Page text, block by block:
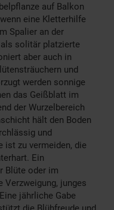
auf Balkon
eine Kletterhilfe
Spalier an der
solitär platzierte
aber auch in
und
werden sonnige
das Geißblatt im
der Wurzelbereich
hält den Boden
und
ist zu vermeiden, die
Ein
Blüte oder im
Verzweigung, junges
jährliche Gabe